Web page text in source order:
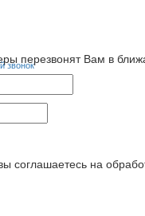
звонокперезвонят Вам в
соглашаетесь на